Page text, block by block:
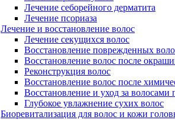
Лечение себорейного дерматита
Лечение псориаза
Лечение и восстановление волос
Лечение секущихся волос
Восстановление поврежденных
Восстановление волос после
Реконструкция волос
Восстановление волос после
Восстановление и уход за
Глубокое увлажнение сухих волос
Биоревитализация для волос и кожи